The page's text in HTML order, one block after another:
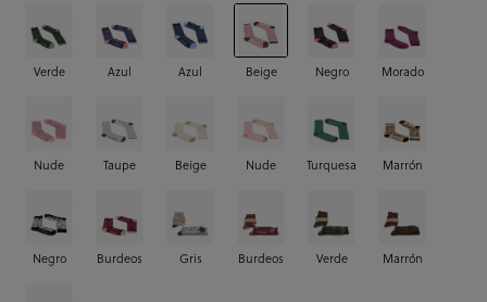
Verde Azul Azul Beige Negro Morado
Nude Taupe Beige Nude Turquesa Marrón
Negro Burdeos Gris Burdeos Verde Marrón